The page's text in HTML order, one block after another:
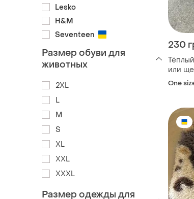
230
или
One
Lesko
H&M
Seventeen
Размер обуви для
животных
2XL
L
M
S
XL
ХХL
ХХХL
Размер одежды для